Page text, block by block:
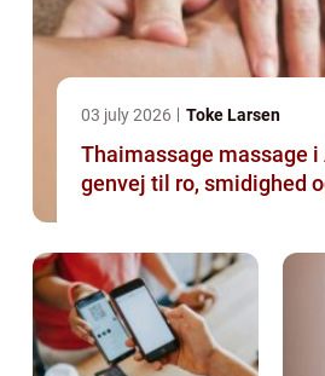
03 july 2026 Toke Larsen
Thaimassage massage i
genvej til ro, smidighed